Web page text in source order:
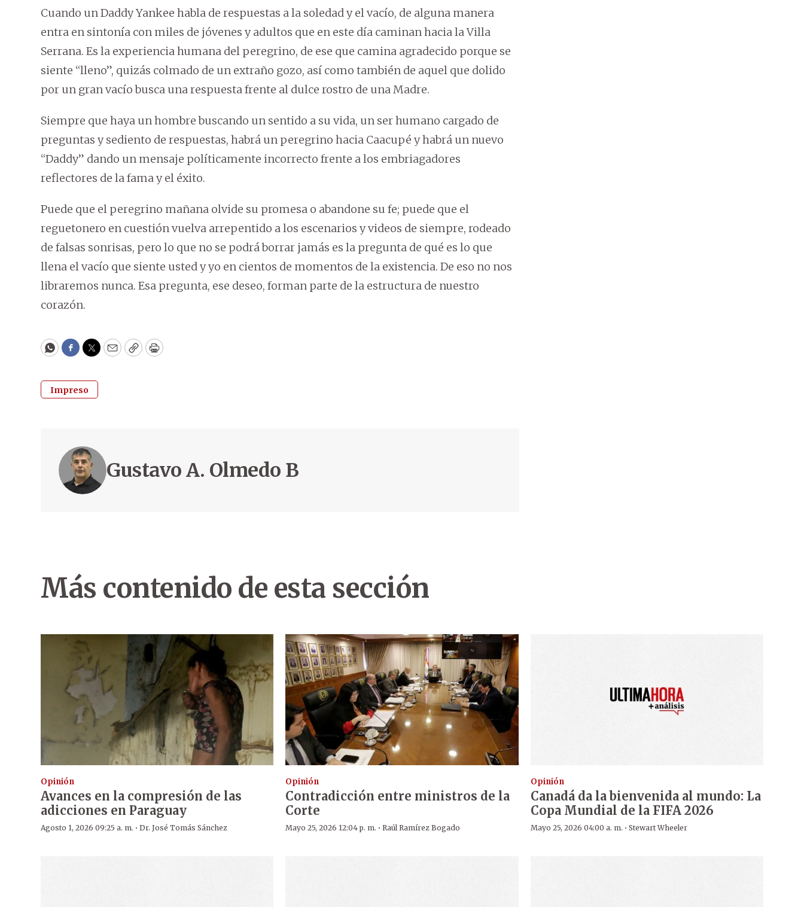
Cuando un Daddy Yankee habla de respuestas a la soledad y el vacío, de alguna manera
entra en sintonía con miles de jóvenes y adultos que en este día caminan hacia la Villa
Serrana. Es la experiencia humana del peregrino, de ese que camina agradecido porque se
siente “lleno”, quizás colmado de un extraño gozo, así como también de aquel que dolido
por un gran vacío busca una respuesta frente al dulce rostro de una Madre.
Siempre que haya un hombre buscando un sentido a su vida, un ser humano cargado de
preguntas y sediento de respuestas, habrá un peregrino hacia Caacupé y habrá un nuevo
“Daddy” dando un mensaje políticamente incorrecto frente a los embriagadores
reflectores de la fama y el éxito.
Puede que el peregrino mañana olvide su promesa o abandone su fe; puede que el
reguetonero en cuestión vuelva arrepentido a los escenarios y videos de siempre, rodeado
de falsas sonrisas, pero lo que no se podrá borrar jamás es la pregunta de qué es lo que
llena el vacío que siente usted y yo en cientos de momentos de la existencia. De eso no nos
libraremos nunca. Esa pregunta, ese deseo, forman parte de la estructura de nuestro
corazón.
WhatsApp
Facebook
Twitter
EmailCopyPrint
Impreso
Gustavo A. Olmedo B
Más contenido de esta sección
Opinión
Avances en la compresión de las
adicciones en Paraguay
Agosto 1, 2026 09:25 a. m. · Dr. José Tomás Sánchez
Opinión
Contradicción entre ministros de la
Corte
Mayo 25, 2026 12:04 p. m. ·Raúl Ramírez Bogado
Opinión
Canadá da la bienvenida al mundo: La
Copa Mundial de la FIFA 2026
Mayo 25, 2026 04:00 a. m. · Stewart Wheeler